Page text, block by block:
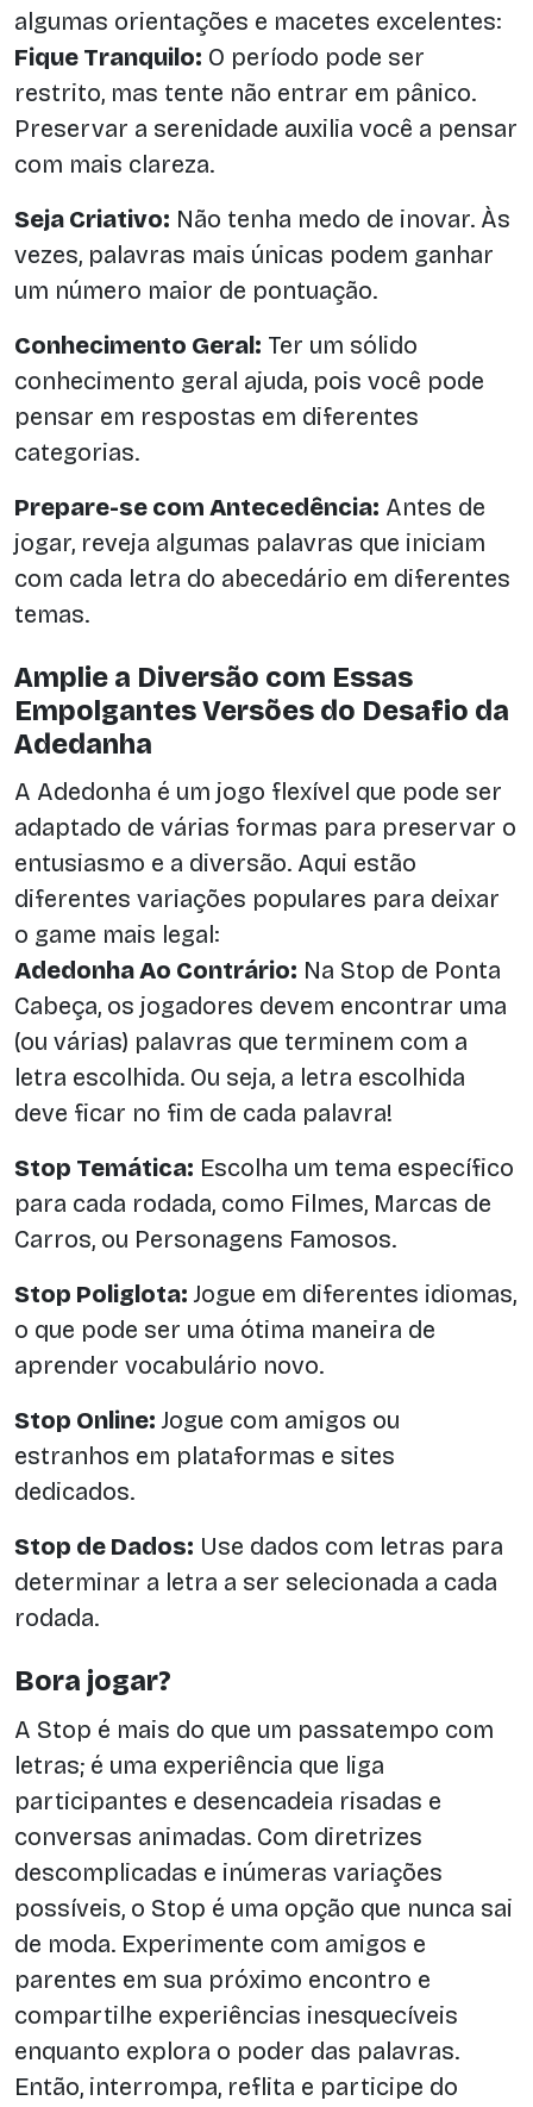
algumas orientações e macetes excelentes:
Fique Tranquilo: O período pode ser
restrito, mas tente não entrar em pânico.
Preservar a serenidade auxilia você a pensar
com mais clareza.
Seja Criativo: Não tenha medo de inovar. Às
vezes, palavras mais únicas podem ganhar
um número maior de pontuação.
Conhecimento Geral: Ter um sólido
conhecimento geral ajuda, pois você pode
pensar em respostas em diferentes
categorias.
Prepare-se com Antecedência: Antes de
jogar, reveja algumas palavras que iniciam
com cada letra do abecedário em diferentes
temas.
Amplie a Diversão com Essas
Empolgantes Versões do Desafio da
Adedanha
A Adedonha é um jogo flexível que pode ser
adaptado de várias formas para preservar o
entusiasmo e a diversão. Aqui estão
diferentes variações populares para deixar
o game mais legal:
Adedonha Ao Contrário: Na Stop de Ponta
Cabeça, os jogadores devem encontrar uma
(ou várias) palavras que terminem com a
letra escolhida. Ou seja, a letra escolhida
deve ficar no fim de cada palavra!
Stop Temática: Escolha um tema específico
para cada rodada, como Filmes, Marcas de
Carros, ou Personagens Famosos.
Stop Poliglota: Jogue em diferentes idiomas,
o que pode ser uma ótima maneira de
aprender vocabulário novo.
Stop Online: Jogue com amigos ou
estranhos em plataformas e sites
dedicados.
Stop de Dados: Use dados com letras para
determinar a letra a ser selecionada a cada
rodada.
Bora jogar?
A Stop é mais do que um passatempo com
letras; é uma experiência que liga
participantes e desencadeia risadas e
conversas animadas. Com diretrizes
descomplicadas e inúmeras variações
possíveis, o Stop é uma opção que nunca sai
de moda. Experimente com amigos e
parentes em sua próximo encontro e
compartilhe experiências inesquecíveis
enquanto explora o poder das palavras.
Então, interrompa, reflita e participe do